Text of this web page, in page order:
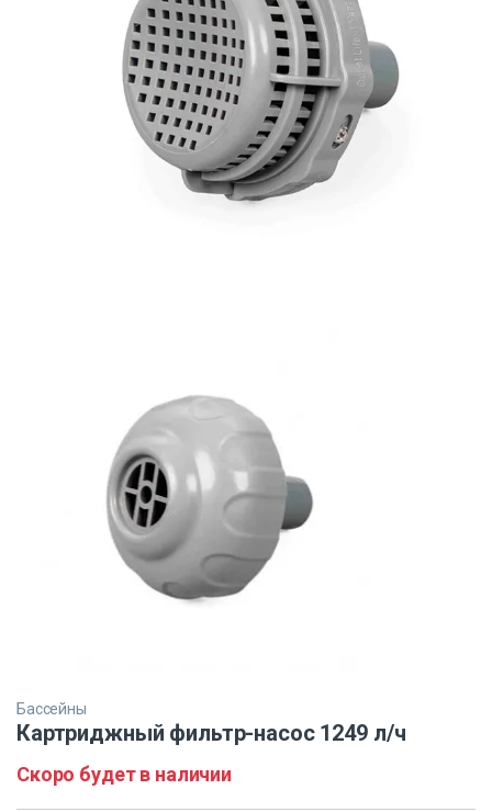
Бассейны
Картриджный фильтр-насос 1249 л/ч
Скоро будет в наличии